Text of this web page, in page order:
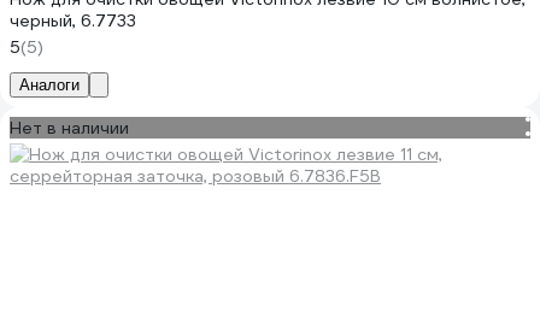
черный, 6.7733
5(5)
Аналоги
Нет в наличии